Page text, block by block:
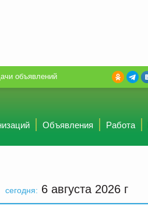
объявлений
Объявления Работа
сегодня: 6 августа 2026 г